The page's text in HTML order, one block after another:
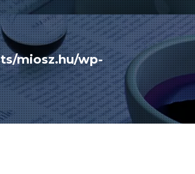
miosz.hu/wp-